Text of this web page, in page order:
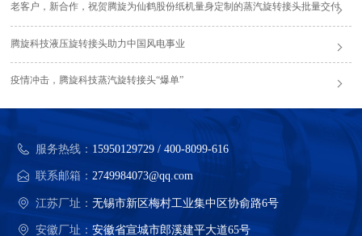
老客户，新合作，祝贺腾旋为仙鹤股份纸机量身定制的蒸汽旋转接头批量交付
腾旋科技液压旋转接头助力中国风电事业
疫情冲击，腾旋科技蒸汽旋转接头“爆单”
服务热线： 15950129729 / 400-8099-616
联系邮箱：2749984073@qq.com
江苏厂址：无锡市新区梅村工业集中区协俞路6号
安徽厂址：安徽省宣城市郎溪建平大道65号